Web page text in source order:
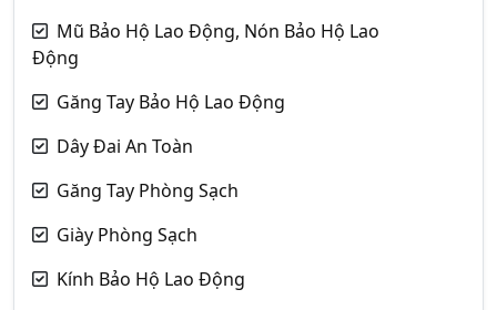
Mũ Bảo Hộ Lao Động, Nón Bảo Hộ Lao
Động
Găng Tay Bảo Hộ Lao Động
Dây Đai An Toàn
Găng Tay Phòng Sạch
Giày Phòng Sạch
Kính Bảo Hộ Lao Động